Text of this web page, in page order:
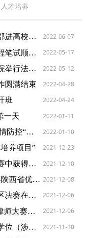
人才培养
陕西省2022年公安系统军队转业干部进高校专项培训班在我校开班
2022-06-07
我校2022年博士研究生招生网络远程笔试顺利进行
2022-05-17
陕西高院政治部与我校新闻传播学院举行法治宣传人才培养合作协议签约仪式
2022-05-12
圆满结束
2022-04-28
班
2022-04-24
一天
2022-01-11
我校教师率先垂范 共克时艰上好疫情防控“思政大课”
2022-01-10
养项目”
2021-12-23
我校在西安市第五届大学生求职大赛中获得佳绩
2021-12-10
我校1篇博士生学位论文获评2021年陕西省优秀博士学位论文 2021-12-08
第十一届全国法律英语大赛西北赛区决赛在我校成功举办
2021-12-06
“永嘉信杯”西北政法大学第九届准律师大赛成功举办
2021-12-06
我校与陕鼓集团签订法律硕士专业学位（涉外律师）研究生联合培养合作协议
2021-11-30